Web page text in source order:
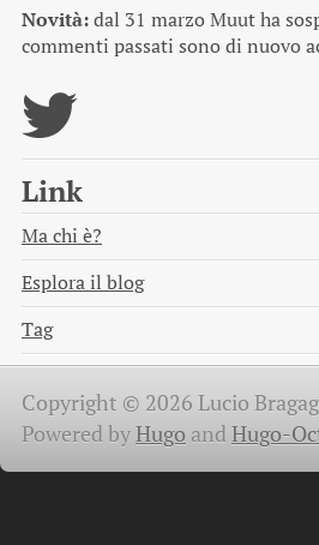
Novità:dal 31 marzo Muut ha
commenti passati sono di nuovo
Link
Ma chi è?
Esplora il blog
Tag
Copyright © 2026 Lucio
Powered byHugo and Hugo-